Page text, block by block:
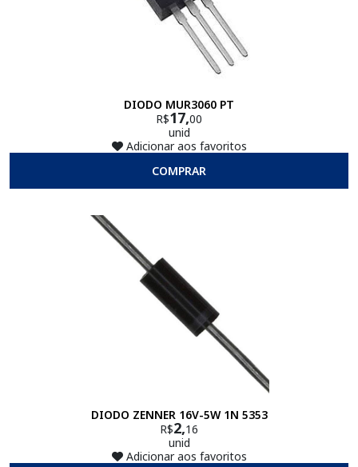
DIODO MUR3060 PT
R$17,00
unid
Adicionar aos favoritos
COMPRAR
DIODO ZENNER 16V-5W 1N 5353
R$2,16
unid
Adicionar aos favoritos